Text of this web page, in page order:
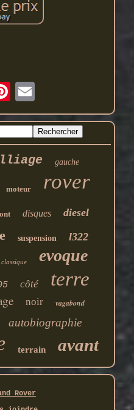
gauche
moteur rover
disques diesel
suspension l322
classique evoque
côté terre
noir vagabond
autobiographie
terrain avant
Rover